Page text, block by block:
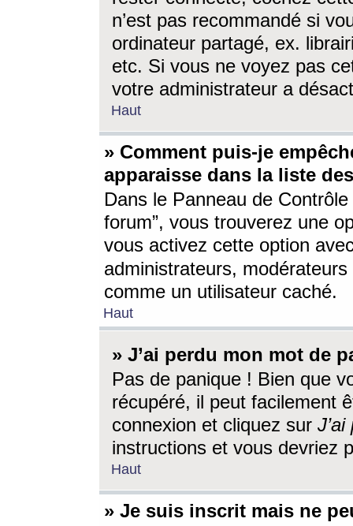
n’est pas recommandé si
ordinateur partagé, ex.
etc. Si vous ne voyez pas
votre administrateur a
Haut
» Comment puis-je
apparaisse dans la liste
Dans le Panneau de
forum”, vous trouverez une
vous activez cette option
administrateurs,
comme un utilisateur caché.
Haut
» J’ai perdu mon mot de
Pas de panique ! Bien que
récupéré, il peut facilement
connexion et cliquez sur
instructions et vous devriez
Haut
» Je suis inscrit mais ne